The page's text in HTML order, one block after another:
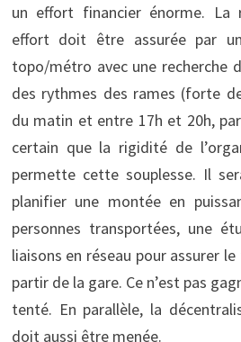
un effort financier énorme. La
effort doit être assurée par
topo/métro avec une recherche
des rythmes des rames (forte
du matin et entre 17h et 20h,
certain que la rigidité de
permette cette souplesse. Il
planifier une montée en
personnes transportées, une
liaisons en réseau pour assurer
partir de la gare. Ce n’est pas
tenté. En parallèle, la
doit aussi être menée.